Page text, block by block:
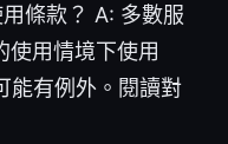
條款？ A: 多數服
使用情境下使用
能有例外。閱讀對